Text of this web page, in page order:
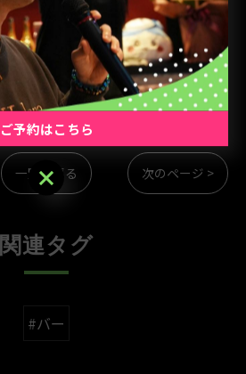
一覧に戻る 次のページ >
関連タグ
#バー
ご予約はこちら
ご予約はこちら